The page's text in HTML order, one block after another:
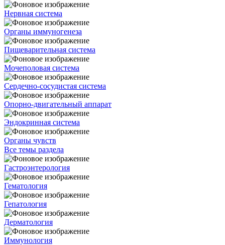
Нервная система
Органы иммуногенеза
Пищеварительная система
Мочеполовая система
Сердечно-сосудистая система
Опорно-двигательный аппарат
Эндокринная система
Органы чувств
Все темы раздела
Гастроэнтерология
Гематология
Гепатология
Дерматология
Иммунология